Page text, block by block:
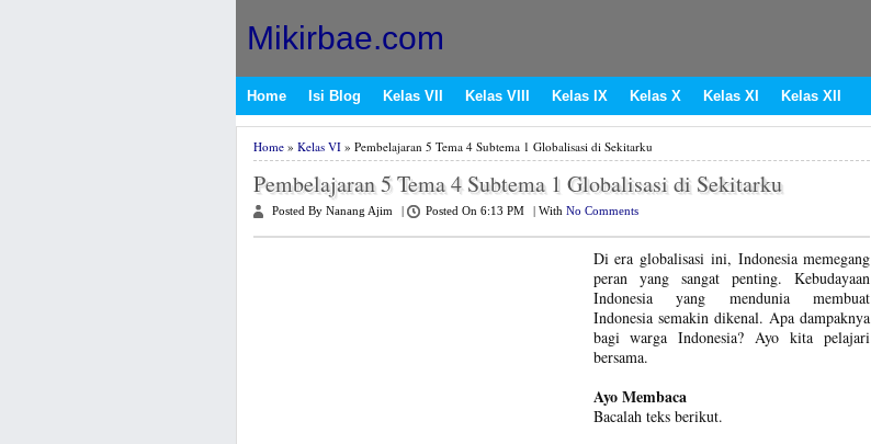
Mikirbae.com
Home Isi Blog Kelas VII Kelas VIII Kelas IX Kelas X Kelas XI Kelas XII
Home» Kelas VI» Pembelajaran 5 Tema 4 Subtema 1 Globalisasi di Sekitarku
Pembelajaran 5 Tema 4 Subtema 1 Globalisasi di Sekitarku
Posted By Nanang Ajim Posted On 6:13 PM With No Comments
Di era globalisasi ini, Indonesia memegang
peran yang sangat penting. Kebudayaan
Indonesia yang mendunia membuat
Indonesia semakin dikenal. Apa dampaknya
bagi warga Indonesia? Ayo kita pelajari
bersama.
Ayo Membaca
Bacalah teks berikut.